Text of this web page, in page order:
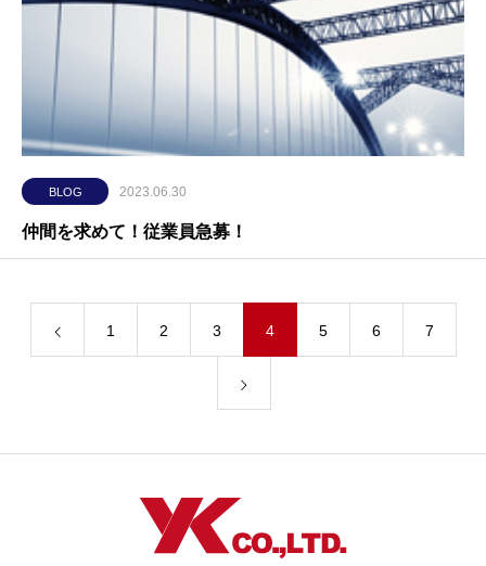
BLOG 2023.06.30
仲間を求めて！従業員急募！
1 2 3 4 5 6 7